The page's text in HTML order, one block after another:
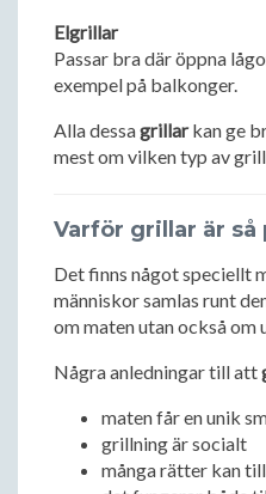
Elgrillar
Passar bra där öppna
exempel på balkonger.
Alla dessagrillarkan ge
mest om vilken typ av
Varför grillar är så
Det finns något speciellt
människor samlas runt
om maten utan också om
Några anledningar till att
maten får en unik
grillning är socialt
många rätter kan